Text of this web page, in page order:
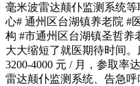
毫米波雷达颠仆监测系统
心# 通州区台湖镇养老院 #
构 #市通州区台湖镇圣哲养
大大缩短了就医期待时间
3200-4000 元 / 月，参取率
雷达颠仆监测系统、告急